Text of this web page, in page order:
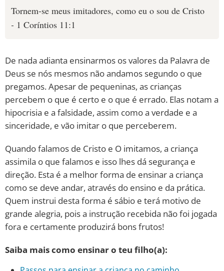
Tornem-se meus imitadores, como eu o sou de Cristo
- 1 Coríntios 11:1
De nada adianta ensinarmos os valores da Palavra de
Deus se nós mesmos não andamos segundo o que
pregamos. Apesar de pequeninas, as crianças
percebem o que é certo e o que é errado. Elas notam a
hipocrisia e a falsidade, assim como a verdade e a
sinceridade, e vão imitar o que perceberem.
Quando falamos de Cristo e O imitamos, a criança
assimila o que falamos e isso lhes dá segurança e
direção. Esta é a melhor forma de ensinar a criança
como se deve andar, através do ensino e da prática.
Quem instrui desta forma é sábio e terá motivo de
grande alegria, pois a instrução recebida não foi jogada
fora e certamente produzirá bons frutos!
Saiba mais como ensinar o teu filho(a):